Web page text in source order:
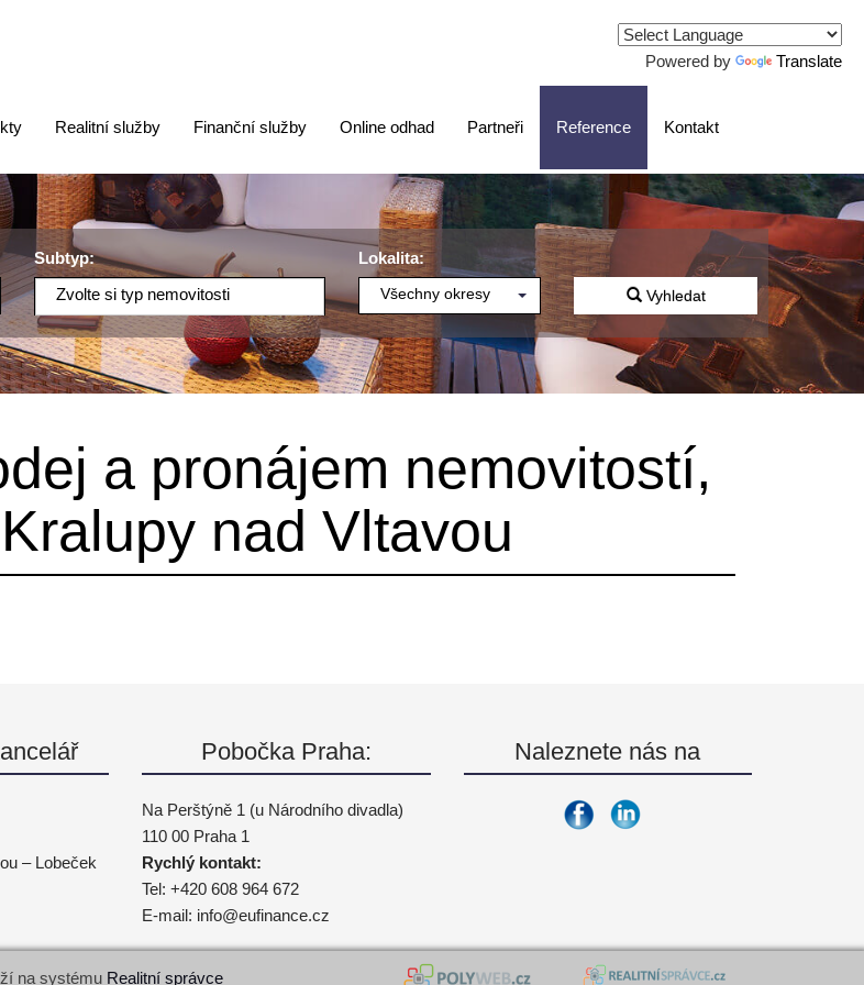
Powered by Translate
Realitní služby Finanční služby Online odhad Partneři Reference Kontakt
Subtyp:
Zvolte si typ nemovitosti
Lokalita:
Všechny okresy Vyhledat
a pronájem nemovitostí,
nad Vltavou
– Lobeček
Pobočka Praha:
Na Perštýně 1 (u Národního divadla)
110 00 Praha 1
Rychlý kontakt:
Tel: +420 608 964 672
E-mail: info@eufinance.cz
Naleznete nás na
na systému Realitní správce